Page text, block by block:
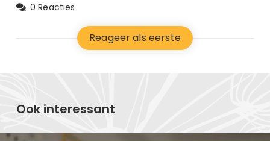
0 Reacties
Reageer als eerste
Ook interessant